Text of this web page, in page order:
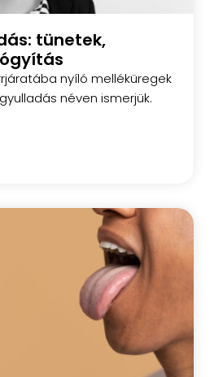
tünetek,
nyíló melléküregek
néven ismerjük.